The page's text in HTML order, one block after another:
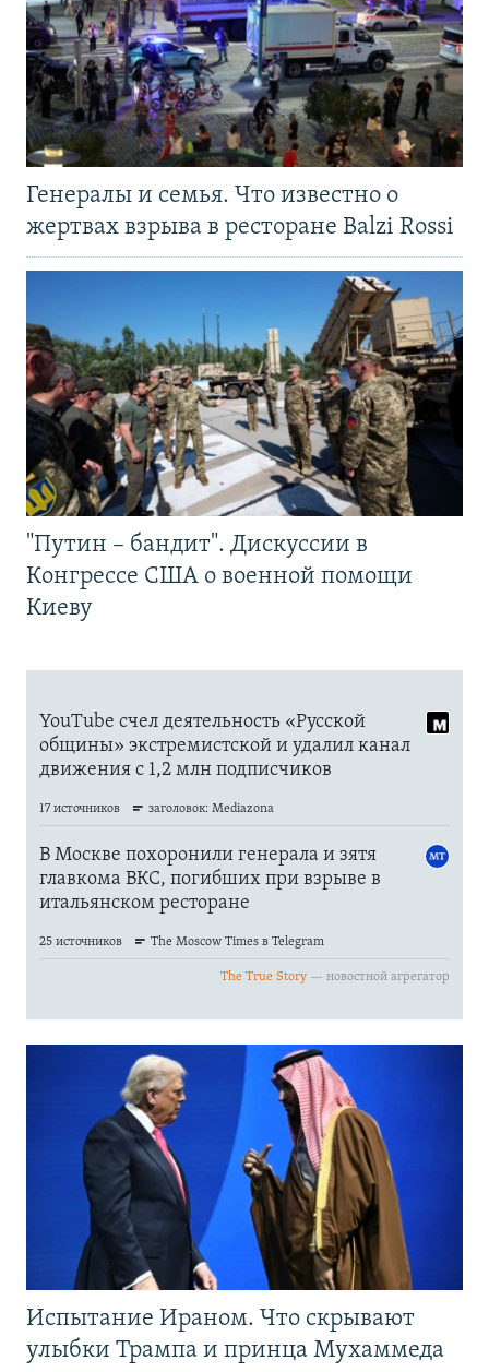
Генералы и семья. Что известно о
жертвах взрыва в ресторане Balzi Rossi
"Путин – бандит". Дискуссии в
Конгрессе США о военной помощи
Киеву
Испытание Ираном. Что скрывают
улыбки Трампа и принца Мухаммеда